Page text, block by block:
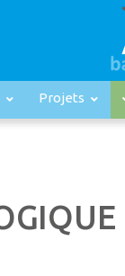
Projets